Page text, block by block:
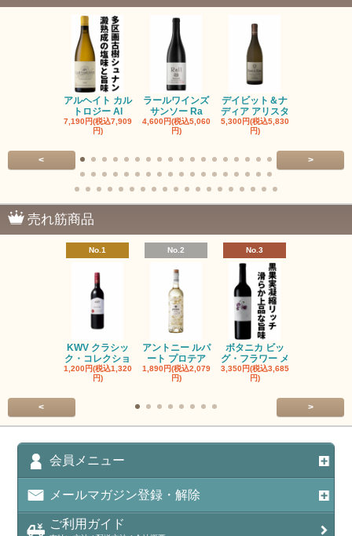
アルヘイト カル
トロジー Al
7,190円(税込7,909
円)
ラールワインズ
サンソー Ra
4,600円(税込5,060
円)
デイビット＆ナ
ディア アリスタ
5,300円(税込5,830
円)
< >
売れ筋商品
No.1
KWV クラシッ
ク・コレクショ
1,200円(税込1,320
円)
No.2
アントニー ルパ
ート プロテア
1,890円(税込2,079
円)
No.3
ボタニカ ビッ
グ・フラワー メ
3,350円(税込3,685
円)
< >
会員メニュー
メールマガジン登録・解除
ご利用ガイド